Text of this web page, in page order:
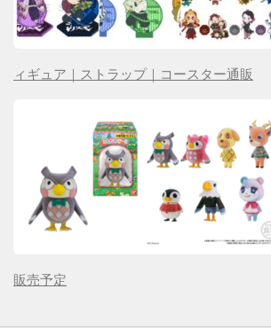
ィギュア｜ストラップ｜コースター通販
販売予定